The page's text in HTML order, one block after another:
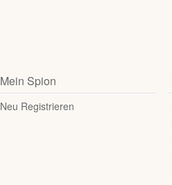
Mein Spion
Neu Registrieren